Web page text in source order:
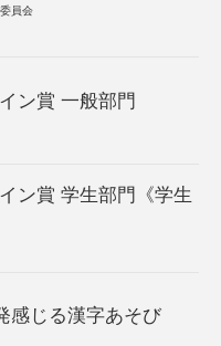
員会
ン賞 一般部門
ン賞 学生部門《学生
感じる漢字あそび